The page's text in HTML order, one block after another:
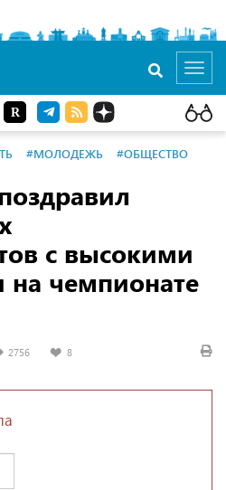
#МОЛОДЕЖЬ
#ОБЩЕСТВО
с высокими
на чемпионате
2756 8